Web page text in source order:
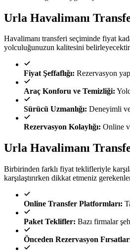
Urla Havalimanı
Havalimanı transferi seçiminde fiyat
yolculuğunuzun kalitesini
Fiyat Şeffaflığı: Rezervasyon
Araç Konforu ve Temizliği:
Sürücü Uzmanlığı: Deneyimli
Rezervasyon Kolaylığı: Online
Urla Havalimanı
Birbirinden farklı fiyat teklifleriyle
karşılaştırırken dikkat etmeniz
Online Transfer Platformları:
Paket Teklifler: Bazı firmalar
Önceden Rezervasyon